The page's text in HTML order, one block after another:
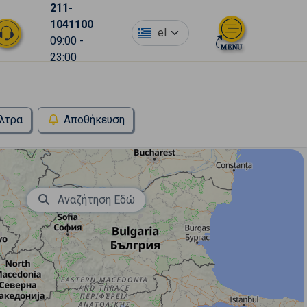
211-
1041100
09:00 -
23:00
el
Αποθήκευση
Αναζήτηση Εδώ